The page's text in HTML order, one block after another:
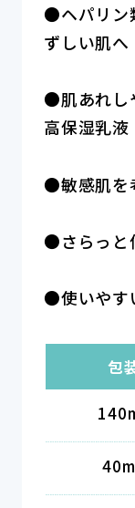
●ヘパリン
ずしい肌へ
●肌あれし
高保湿乳液
●敏感肌を
●さらっと
●使いやす
包